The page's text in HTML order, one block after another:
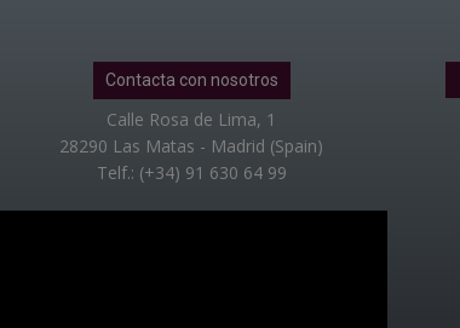
Contacta con nosotros
Calle Rosa de Lima, 1
28290 Las Matas - Madrid (Spain)
Telf.: (+34) 91 630 64 99